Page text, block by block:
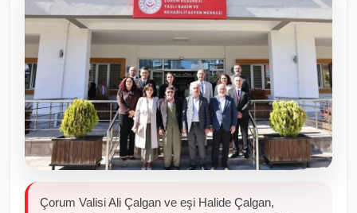
Sivil Toplum Kuruluşları
Kamu Kurumları ve Üst Kurullar
Resmi Reklamlar
Çorum Valisi Ali Çalgan ve eşi Halide Çalgan,